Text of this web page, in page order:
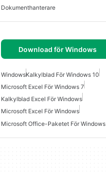
Dokumenthanterare
Download för Windows
WindowsKalkylblad För Windows 10
Microsoft Excel För Windows 7
Kalkylblad Excel För Windows
Microsoft Excel För Windows
Microsoft Office-Paketet För Windows